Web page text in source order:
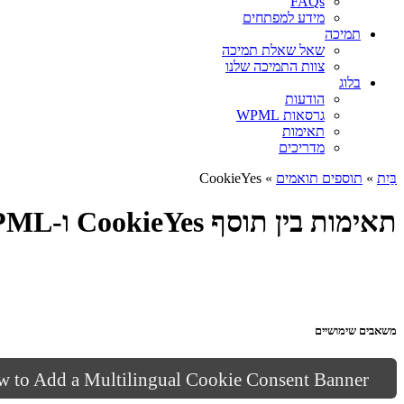
מידע למפתחים
תמיכה
שאל שאלת תמיכה
צוות התמיכה שלנו
בלוג
הודעות
גרסאות WPML
תאימות
מדריכים
בַּיִת » תוספים תואמים » CookieYes
תאימות בין תוסף CookieYes ו-WPML
משאבים שימושיים
to Add a Multilingual Cookie Consent Banner